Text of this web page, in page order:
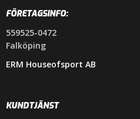
FÖRETAGSINFO:
559525-0472
Falköping
ERM Houseofsport AB
KUNDTJÄNST